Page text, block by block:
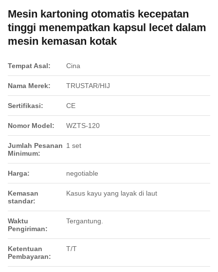
Mesin kartoning otomatis kecepatan
tinggi menempatkan kapsul lecet dalam
mesin kemasan kotak
Tempat Asal: Cina
Nama Merek: TRUSTAR/HIJ
Sertifikasi: CE
Nomor Model: WZTS-120
Jumlah Pesanan
Minimum:
1 set
Harga: negotiable
Kemasan
standar:
Kasus kayu yang layak di laut
Waktu
Pengiriman:
Tergantung.
Ketentuan
Pembayaran:
T/T